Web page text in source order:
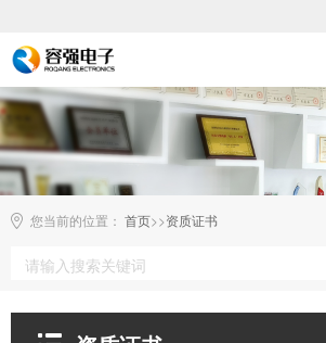
您当前的位置： 首页>> 资质证书